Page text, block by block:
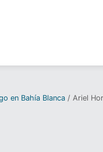
en Bahía Blanca Ariel